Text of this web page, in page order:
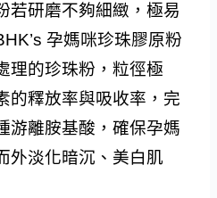
若研磨不夠細緻，極易
孕媽咪珍珠膠原粉
理的珍珠粉，粒徑極
的釋放率與吸收率，完
游離胺基酸，確保孕媽
外淡化暗沉、美白肌